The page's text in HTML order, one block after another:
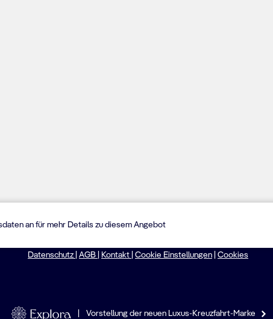
Datenschutz
AGB Kontakt Cookie Einstellungen Cookies
Vorstellung der neuen Luxus-Kreuzfahrt-Marke
an für mehr Details zu diesem Angebot